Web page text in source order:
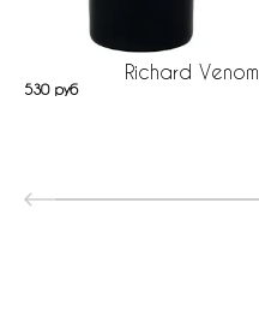
Richard Venom
530 руб